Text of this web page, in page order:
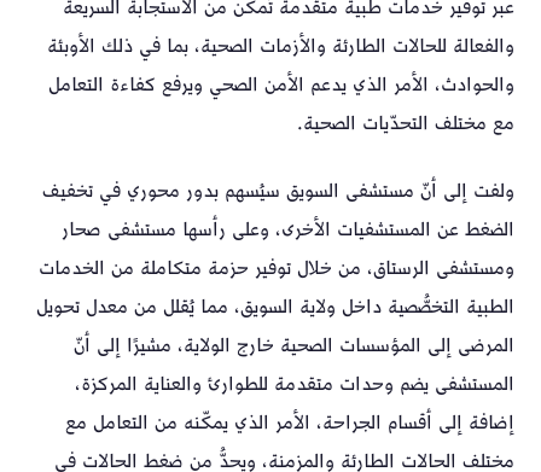
عبر توفير خدمات طبية متقدمة تُمكن من الاستجابة السريعة
والفعالة للحالات الطارئة والأزمات الصحية، بما في ذلك الأوبئة
والحوادث، الأمر الذي يدعم الأمن الصحي ويرفع كفاءة التعامل
مع مختلف التحدّيات الصحية.
ولفت إلى أنّ مستشفى السويق سيُسهم بدور محوري في تخفيف
الضغط عن المستشفيات الأخرى، وعلى رأسها مستشفى صحار
ومستشفى الرستاق، من خلال توفير حزمة متكاملة من الخدمات
الطبية التخصُّصية داخل ولاية السويق، مما يُقلل من معدل تحويل
المرضى إلى المؤسسات الصحية خارج الولاية، مشيرًا إلى أنّ
المستشفى يضم وحدات متقدمة للطوارئ والعناية المركزة،
إضافة إلى أقسام الجراحة، الأمر الذي يمكّنه من التعامل مع
مختلف الحالات الطارئة والمزمنة، ويحدُّ من ضغط الحالات في